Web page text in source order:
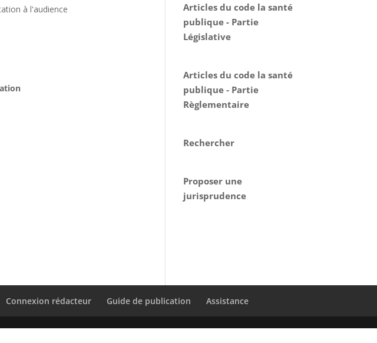
à l'audience
Articles du code la santé
publique - Partie
Législative
Articles du code la santé
publique - Partie
Règlementaire
Rechercher
Proposer une
jurisprudence
Connexion rédacteur Guide de publication Assistance